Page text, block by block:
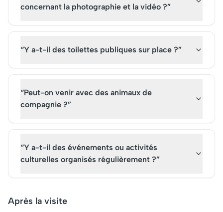
concernant la photographie et la vidéo ?”
“Y a-t-il des toilettes publiques sur place ?”
“Peut-on venir avec des animaux de
compagnie ?”
“Y a-t-il des événements ou activités
culturelles organisés régulièrement ?”
Après la visite